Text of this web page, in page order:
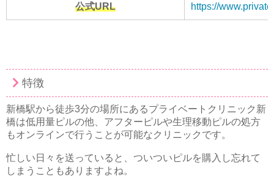
公式URL https://
特徴
新橋駅から徒歩3分の場所にあるプライベートクリニック新
橋は低用量ピルの他、アフターピルや生理移動ピルの処方
もオンラインで行うことが可能なクリニックです。
忙しい日々を送っていると、ついついピルを購入し忘れて
しまうこともありますよね。